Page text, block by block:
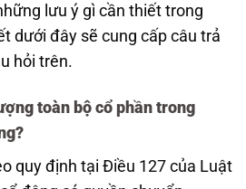
lưu ý gì cần thiết trong
dưới đây sẽ cung cấp câu trả
hỏi trên.
toàn bộ cổ phần trong
quy định tại Điều 127 của Luật